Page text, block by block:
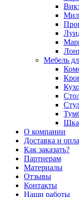
Мебель
О компании
Доставка и
Как заказать?
Партнерам
Материалы
Отзывы
Контакты
Наши работы